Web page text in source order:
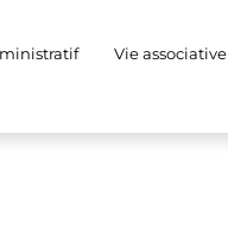
Vie associative